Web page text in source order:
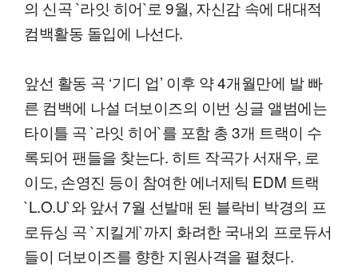
의 신곡 `라잇 히어`로 9월, 자신감 속에 대대적
컴백활동 돌입에 나선다.
앞선 활동 곡 ‘기디 업’ 이후 약 4개월만에 발 빠
른 컴백에 나설 더보이즈의 이번 싱글 앨범에는
타이틀 곡 `라잇 히어`를 포함 총 3개 트랙이 수
록되어 팬들을 찾는다. 히트 작곡가 서재우, 로
이도, 손영진 등이 참여한 에너제틱 EDM 트랙
`L.O.U`와 앞서 7월 선발매 된 블락비 박경의 프
로듀싱 곡 `지킬게`까지 화려한 국내외 프로듀서
들이 더보이즈를 향한 지원사격을 펼쳤다.